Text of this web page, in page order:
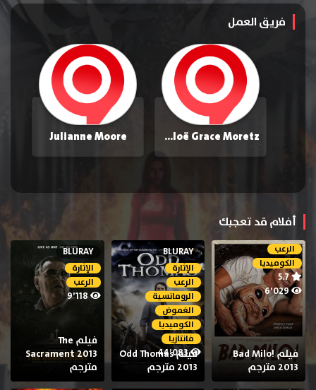
فريق العمل
Chloë Grace Moretz
Julianne Moore
أفلام قد تعجبك
الرعب
الكوميديا
5.7
6٬029
فيلم Bad Milo!
2013 مترجم
BLURAY
الإثارة
الرعب
الرومانسية
الغموض
الكوميديا
فانتازيا
44٬083
فيلم Odd Thomas
2013 مترجم
BLURAY
الإثارة
الرعب
9٬118
فيلم The
Sacrament 2013
مترجم